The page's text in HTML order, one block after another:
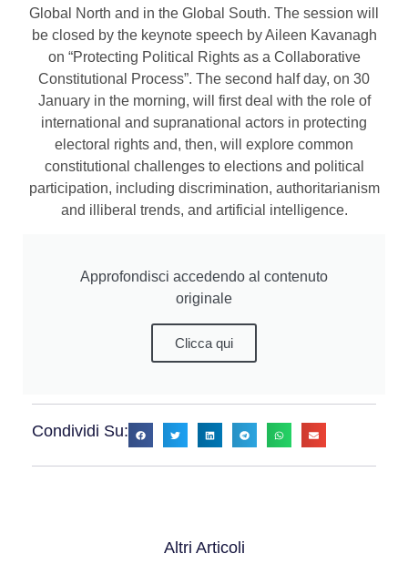
Global North and in the Global South. The session will
be closed by the keynote speech by Aileen Kavanagh
on “Protecting Political Rights as a Collaborative
Constitutional Process”. The second half day, on 30
January in the morning, will first deal with the role of
international and supranational actors in protecting
electoral rights and, then, will explore common
constitutional challenges to elections and political
participation, including discrimination, authoritarianism
and illiberal trends, and artificial intelligence.
Approfondisci accedendo al contenuto
originale
Clicca qui
Condividi Su:
Altri Articoli